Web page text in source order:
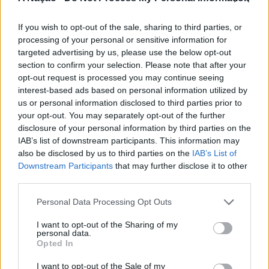
If you wish to opt-out of the sale, sharing to third parties, or
processing of your personal or sensitive information for
targeted advertising by us, please use the below opt-out
section to confirm your selection. Please note that after your
opt-out request is processed you may continue seeing
interest-based ads based on personal information utilized by
us or personal information disclosed to third parties prior to
your opt-out. You may separately opt-out of the further
disclosure of your personal information by third parties on the
IAB’s list of downstream participants. This information may
also be disclosed by us to third parties on the IAB’s List of
Downstream Participants that may further disclose it to other
Personal Data Processing Opt Outs
I want to opt-out of the Sharing of my
personal data.
Opted In
I want to opt-out of the Sale of my
Foto e Imagem: Jorge Matreno e AN Surfistas.
TÓPICOS RELACIONADOS:
ASSOCIAÇÃO NACIONAL DE SURFISTAS
AVEIRO
CAMPEONATO NACIONAL
DESTAQUE
FEDERAÇÃO PORTUGUESA DE SURF
SURF
PRÓXIMO
Faculdade de Educação e Psicologia reúne profissionais
do ensino para debater a liderança para as
aprendizagens
NÃO PERCA
Agroaruil dá a conhecer a região saloia e produtos de
Sintra
de vento das comunidades costeiras, promovendo o
território através do mar e das suas condições naturais.
Nas palavras de Pedro Mota, De todas as etapas do
Nortada Ocean Rides, este evento é o que mais precisa
da “nortada” como apoio, porque sem vento não há
kitesurf.
A presença da Nortada vai mais uma vez, alem da
competição. O que queremos é fazer parte deste
movimento que promove o encontro entre atletas,
visitantes e a comunidade local. Que a marca Nortada
Esposende com o vento e o mar, refere o CEO da
Nortada.
Para o Presidente da Câmara Municipal de Esposende,
Carlos Silva, a prática de desportos náuticos é vista pelo
ATUALIDADE
Cinco projetos de Cascais finalistas
em iniciativa europeia
Publicado 1 dia atrás on 05/08/2026
Ígor Lopes
Congressos do Estoril.
Participação cívica, Juventude, Educação, Emprego e
Inclusão de pessoas com deficiência. Estas são as áreas
em que se enquadram os cinco projetos da Câmara